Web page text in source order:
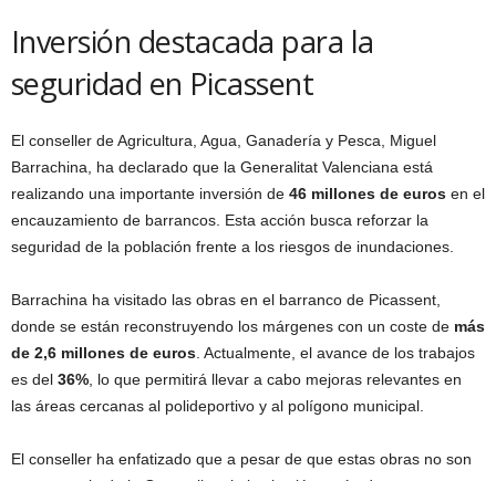
Inversión destacada para la
seguridad en Picassent
El conseller de Agricultura, Agua, Ganadería y Pesca, Miguel
Barrachina, ha declarado que la Generalitat Valenciana está
realizando una importante inversión de 46 millones de euros en el
encauzamiento de barrancos. Esta acción busca reforzar la
seguridad de la población frente a los riesgos de inundaciones.
Barrachina ha visitado las obras en el barranco de Picassent,
donde se están reconstruyendo los márgenes con un coste de más
de 2,6 millones de euros . Actualmente, el avance de los trabajos
es del 36% , lo que permitirá llevar a cabo mejoras relevantes en
las áreas cercanas al polideportivo y al polígono municipal.
El conseller ha enfatizado que a pesar de que estas obras no son